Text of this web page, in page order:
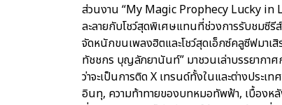
ส่วนงาน “My Magic Prophecy Lucky in
ละลายกับโชว์สุดพิเศษแทนที่ช่วงการรับชมซี
จัดหนักขนเพลงฮิตและโชว์สุดเอ็กซ์คลูซีฟมาเ
ทัชชกร บุญลัภยานันท์” มาชวนเล่าบรรยากา
ว่าจะเป็นการติด X เทรนด์ทั้งในและต่างประ
อินทุ, ความท้าทายของบทหมอทัพฟ้า, เบื้องหลั